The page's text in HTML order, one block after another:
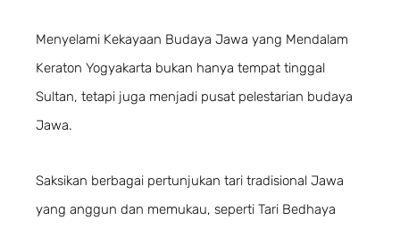
Menyelami Kekayaan Budaya Jawa yang Mendalam
Keraton Yogyakarta bukan hanya tempat tinggal
Sultan, tetapi juga menjadi pusat pelestarian budaya
Jawa.
Saksikan berbagai pertunjukan tari tradisional Jawa
yang anggun dan memukau, seperti Tari Bedhaya